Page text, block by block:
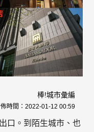
棒!城市彙編
時間： 2022-01-12 00:59
口。到陌生城市、也